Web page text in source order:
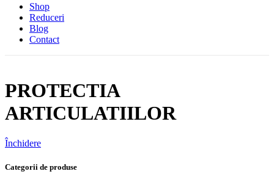
Shop
Reduceri
Blog
Contact
PROTECTIA
ARTICULATIILOR
Închidere
Categorii de produse